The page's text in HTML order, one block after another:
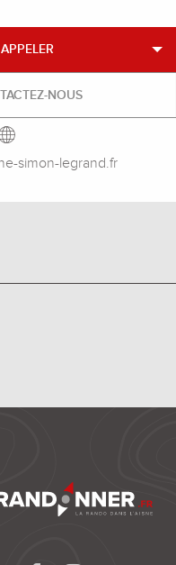
APPELER
NOUS
simon-legrand.fr